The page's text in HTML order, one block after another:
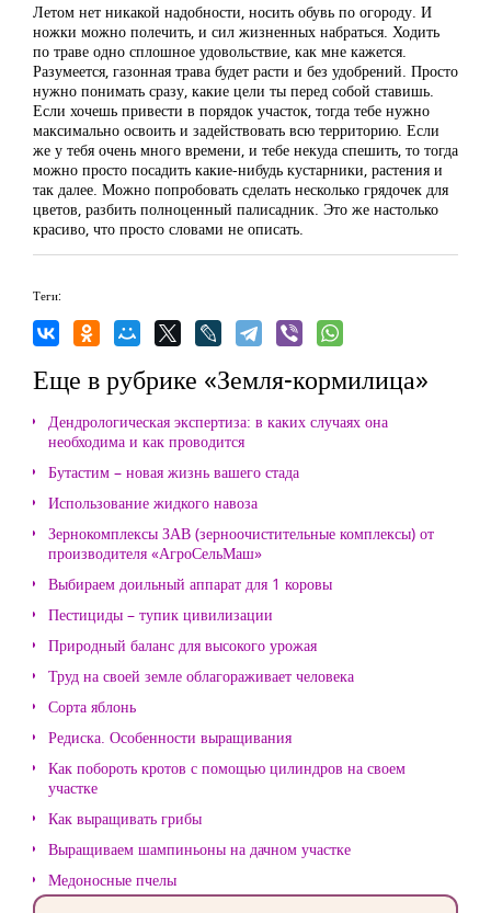
Летом нет никакой надобности, носить обувь по огороду. И
ножки можно полечить, и сил жизненных набраться. Ходить
по траве одно сплошное удовольствие, как мне кажется.
Разумеется, газонная трава будет расти и без удобрений. Просто
нужно понимать сразу, какие цели ты перед собой ставишь.
Если хочешь привести в порядок участок, тогда тебе нужно
максимально освоить и задействовать всю территорию. Если
же у тебя очень много времени, и тебе некуда спешить, то тогда
можно просто посадить какие-нибудь кустарники, растения и
так далее. Можно попробовать сделать несколько грядочек для
цветов, разбить полноценный палисадник. Это же настолько
красиво, что просто словами не описать.
Теги:
Еще в рубрике «Земля-кормилица»
Дендрологическая экспертиза: в каких случаях она
необходима и как проводится
Бутастим – новая жизнь вашего стада
Использование жидкого навоза
Зернокомплексы ЗАВ (зерноочистительные комплексы) от
производителя «АгроСельМаш»
Выбираем доильный аппарат для 1 коровы
Пестициды – тупик цивилизации
Природный баланс для высокого урожая
Труд на своей земле облагораживает человека
Сорта яблонь
Редиска. Особенности выращивания
Как побороть кротов с помощью цилиндров на своем
участке
Как выращивать грибы
Выращиваем шампиньоны на дачном участке
Медоносные пчелы